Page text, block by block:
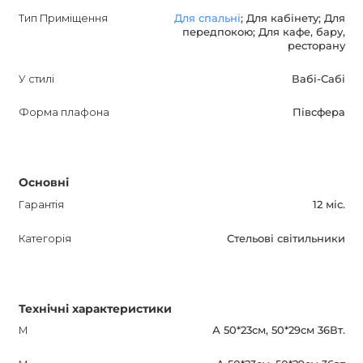
світильник DISH і надайте своєму інтер'єру особливий
Тип Приміщення Для спальні; Для кабінету; Для
передпокою; Для кафе, бару,
ресторану
У стилі Вабі-Сабі
Форма плафона Півсфера
Основні
Гарантія 12 міс.
Категорія Стельові світильники
Технічні характеристики
M А 50*23см, 50*29см 36Вт.